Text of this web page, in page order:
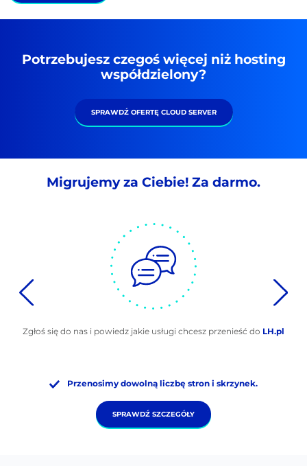
Potrzebujesz czegoś więcej niż hosting
współdzielony?
SPRAWDŹ OFERTĘ CLOUD SERVER
Migrujemy za Ciebie! Za darmo.
Zgłoś się do nas i powiedz jakie usługi chcesz przenieść do LH.pl
Przenosimy dowolną liczbę stron i skrzynek.
SPRAWDŹ SZCZEGÓŁY